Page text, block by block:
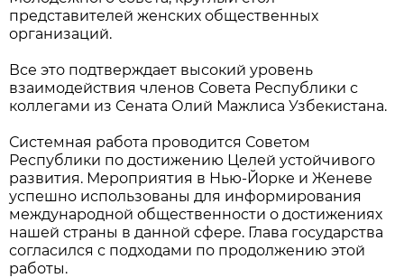
представителей женских общественных
организаций.
Все это подтверждает высокий уровень
взаимодействия членов Совета Республики с
коллегами из Сената Олий Мажлиса Узбекистана.
Системная работа проводится Советом
Республики по достижению Целей устойчивого
развития. Мероприятия в Нью-Йорке и Женеве
успешно использованы для информирования
международной общественности о достижениях
нашей страны в данной сфере. Глава государства
согласился с подходами по продолжению этой
работы.